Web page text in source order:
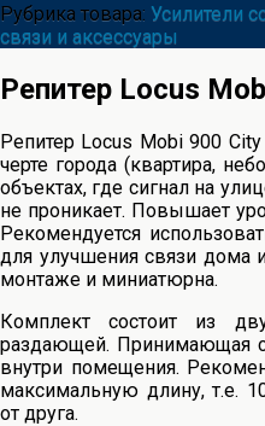
Рубрика товара: Усилители
связи и аксессуары
Репитер Locus
Репитер Locus Mobi 900
черте города (квартира,
объектах, где сигнал на
не проникает. Повышает
Рекомендуется
для улучшения связи дома
монтаже и миниатюрна.
Комплект состоит из
раздающей. Принимающая
внутри помещения.
максимальную длину, т.е.
от друга.